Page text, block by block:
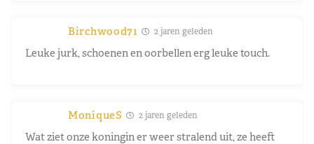
Birchwood71 2 jaren geleden
Leuke jurk, schoenen en oorbellen erg leuke touch.
MoniqueS 2 jaren geleden
Wat ziet onze koningin er weer stralend uit, ze heeft